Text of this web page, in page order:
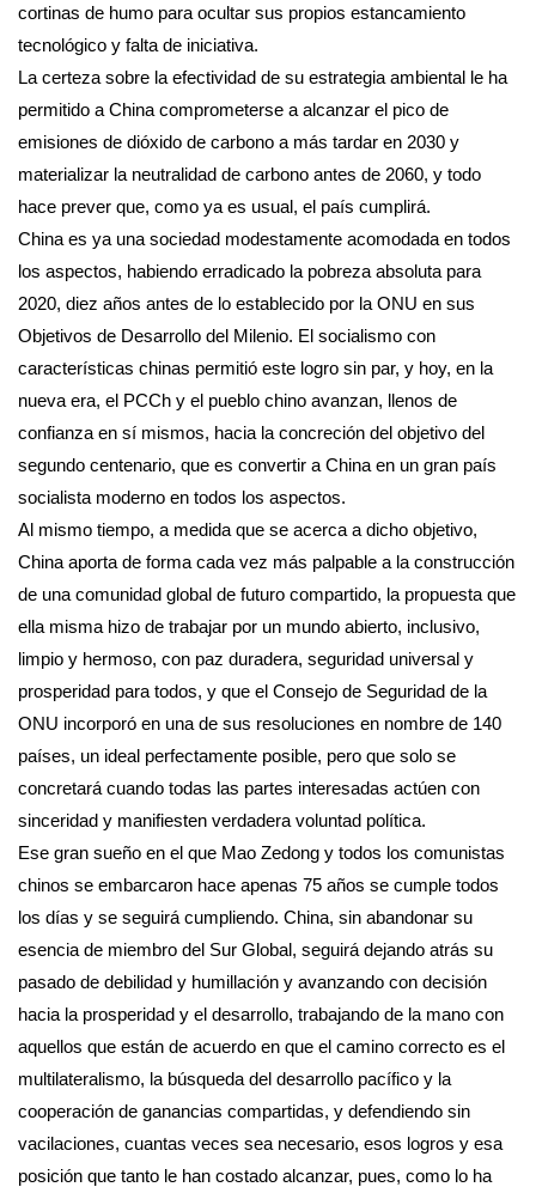
cortinas de humo para ocultar sus propios estancamiento
tecnológico y falta de iniciativa.
La certeza sobre la efectividad de su estrategia ambiental le ha
permitido a China comprometerse a alcanzar el pico de
emisiones de dióxido de carbono a más tardar en 2030 y
materializar la neutralidad de carbono antes de 2060, y todo
hace prever que, como ya es usual, el país cumplirá.
China es ya una sociedad modestamente acomodada en todos
los aspectos, habiendo erradicado la pobreza absoluta para
2020, diez años antes de lo establecido por la ONU en sus
Objetivos de Desarrollo del Milenio. El socialismo con
características chinas permitió este logro sin par, y hoy, en la
nueva era, el PCCh y el pueblo chino avanzan, llenos de
confianza en sí mismos, hacia la concreción del objetivo del
segundo centenario, que es convertir a China en un gran país
socialista moderno en todos los aspectos.
Al mismo tiempo, a medida que se acerca a dicho objetivo,
China aporta de forma cada vez más palpable a la construcción
de una comunidad global de futuro compartido, la propuesta que
ella misma hizo de trabajar por un mundo abierto, inclusivo,
limpio y hermoso, con paz duradera, seguridad universal y
prosperidad para todos, y que el Consejo de Seguridad de la
ONU incorporó en una de sus resoluciones en nombre de 140
países, un ideal perfectamente posible, pero que solo se
concretará cuando todas las partes interesadas actúen con
sinceridad y manifiesten verdadera voluntad política.
Ese gran sueño en el que Mao Zedong y todos los comunistas
chinos se embarcaron hace apenas 75 años se cumple todos
los días y se seguirá cumpliendo. China, sin abandonar su
esencia de miembro del Sur Global, seguirá dejando atrás su
pasado de debilidad y humillación y avanzando con decisión
hacia la prosperidad y el desarrollo, trabajando de la mano con
aquellos que están de acuerdo en que el camino correcto es el
multilateralismo, la búsqueda del desarrollo pacífico y la
cooperación de ganancias compartidas, y defendiendo sin
vacilaciones, cuantas veces sea necesario, esos logros y esa
posición que tanto le han costado alcanzar, pues, como lo ha